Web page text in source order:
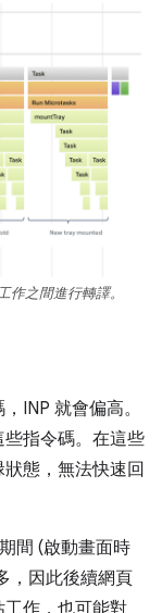
之間進行轉譯。
INP 就會偏高。
指令碼。在這些
態，無法快速回
間 (啟動畫面時
，因此後續網頁